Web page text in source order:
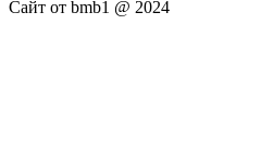
Сайт от bmb1 @ 2024